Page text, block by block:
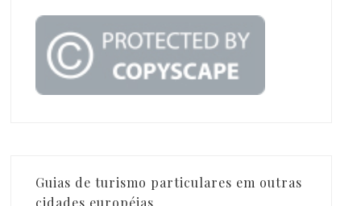
Guias de turismo particulares em outras